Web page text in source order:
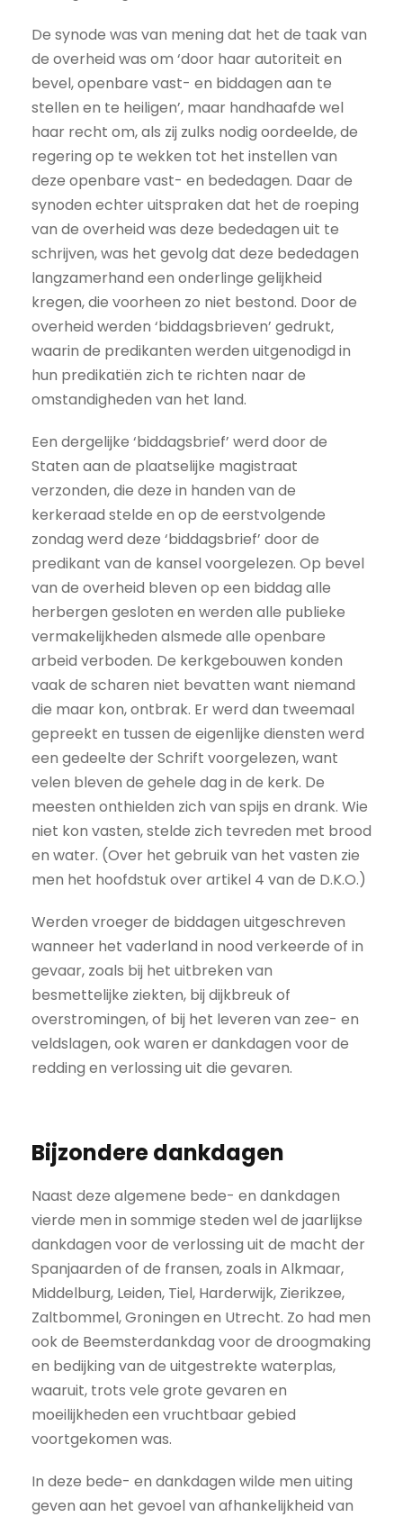
De synode was van mening dat het de taak van
de overheid was om ‘door haar autoriteit en
bevel, openbare vast- en biddagen aan te
stellen en te heiligen’, maar handhaafde wel
haar recht om, als zij zulks nodig oordeelde, de
regering op te wekken tot het instellen van
deze openbare vast- en bededagen. Daar de
synoden echter uitspraken dat het de roeping
van de overheid was deze bededagen uit te
schrijven, was het gevolg dat deze bededagen
langzamerhand een onderlinge gelijkheid
kregen, die voorheen zo niet bestond. Door de
overheid werden ‘biddagsbrieven’ gedrukt,
waarin de predikanten werden uitgenodigd in
hun predikatiën zich te richten naar de
omstandigheden van het land.
Een dergelijke ‘biddagsbrief’ werd door de
Staten aan de plaatselijke magistraat
verzonden, die deze in handen van de
kerkeraad stelde en op de eerstvolgende
zondag werd deze ‘biddagsbrief’ door de
predikant van de kansel voorgelezen. Op bevel
van de overheid bleven op een biddag alle
herbergen gesloten en werden alle publieke
vermakelijkheden alsmede alle openbare
arbeid verboden. De kerkgebouwen konden
vaak de scharen niet bevatten want niemand
die maar kon, ontbrak. Er werd dan tweemaal
gepreekt en tussen de eigenlijke diensten werd
een gedeelte der Schrift voorgelezen, want
velen bleven de gehele dag in de kerk. De
meesten onthielden zich van spijs en drank. Wie
niet kon vasten, stelde zich tevreden met brood
en water. (Over het gebruik van het vasten zie
men het hoofdstuk over artikel 4 van de D.K.O.)
Werden vroeger de biddagen uitgeschreven
wanneer het vaderland in nood verkeerde of in
gevaar, zoals bij het uitbreken van
besmettelijke ziekten, bij dijkbreuk of
overstromingen, of bij het leveren van zee- en
veldslagen, ook waren er dankdagen voor de
redding en verlossing uit die gevaren.
Bijzondere dankdagen
Naast deze algemene bede- en dankdagen
vierde men in sommige steden wel de jaarlijkse
dankdagen voor de verlossing uit de macht der
Spanjaarden of de fransen, zoals in Alkmaar,
Middelburg, Leiden, Tiel, Harderwijk, Zierikzee,
Zaltbommel, Groningen en Utrecht. Zo had men
ook de Beemsterdankdag voor de droogmaking
en bedijking van de uitgestrekte waterplas,
waaruit, trots vele grote gevaren en
moeilijkheden een vruchtbaar gebied
voortgekomen was.
In deze bede- en dankdagen wilde men uiting
geven aan het gevoel van afhankelijkheid van